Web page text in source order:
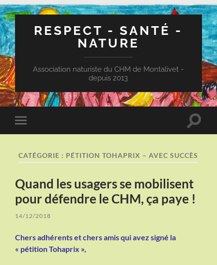
RESPECT - SANTÉ -
NATURE
Association naturiste du CHM de Montalivet -
depuis 2013
Toggle
mobile
Toggle
CATÉGORIE : PÉTITION TOHAPRIX – AVEC SUCCÈS
Quand les usagers se mobilisent
pour défendre le CHM, ça paye !
14/12/2018
Chers adhérents et chers amis qui avez signé la
« pétition Tohaprix »,